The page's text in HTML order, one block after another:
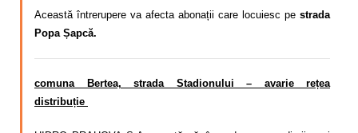
Această întrerupere va afecta abonații care locuiesc pe strada
Popa Șapcă.
comuna Bertea, strada Stadionului – avarie rețea
distribuție